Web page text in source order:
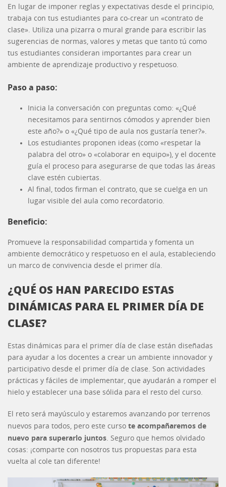
En lugar de imponer reglas y expectativas desde el principio,
trabaja con tus estudiantes para co-crear un «contrato de
clase». Utiliza una pizarra o mural grande para escribir las
sugerencias de normas, valores y metas que tanto tú como
tus estudiantes consideran importantes para crear un
ambiente de aprendizaje productivo y respetuoso.
Paso a paso:
Inicia la conversación con preguntas como: «¿Qué
necesitamos para sentirnos cómodos y aprender bien
este año?» o «¿Qué tipo de aula nos gustaría tener?».
Los estudiantes proponen ideas (como «respetar la
palabra del otro» o «colaborar en equipo»), y el docente
guía el proceso para asegurarse de que todas las áreas
clave estén cubiertas.
Al final, todos firman el contrato, que se cuelga en un
lugar visible del aula como recordatorio.
Beneficio:
Promueve la responsabilidad compartida y fomenta un
ambiente democrático y respetuoso en el aula, estableciendo
un marco de convivencia desde el primer día.
¿QUÉ OS HAN PARECIDO ESTAS
DINÁMICAS PARA EL PRIMER DÍA DE
CLASE?
Estas dinámicas para el primer día de clase están diseñadas
para ayudar a los docentes a crear un ambiente innovador y
participativo desde el primer día de clase. Son actividades
prácticas y fáciles de implementar, que ayudarán a romper el
hielo y establecer una base sólida para el resto del curso.
El reto será mayúsculo y estaremos avanzando por terrenos
nuevos para todos, pero este curso te acompañaremos de
nuevo para superarlo juntos. Seguro que hemos olvidado
cosas: ¡comparte con nosotros tus propuestas para esta
vuelta al cole tan diferente!